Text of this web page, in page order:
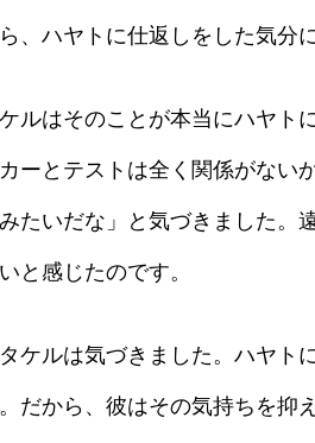
、ハヤトに仕返しをした気分
ルはそのことが本当にハヤト
ーとテストは全く関係がない
たいだな」と気づきました。
と感じたのです。
ケルは気づきました。ハヤト
だから、彼はその気持ちを抑